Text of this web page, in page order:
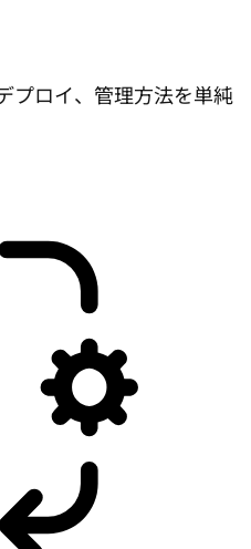
プロイ、管理方法を単純